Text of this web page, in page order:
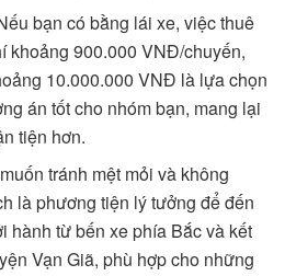
bạn có bằng lái xe, việc thuê
khoảng 900.000 VNĐ/chuyến,
10.000.000 VNĐ là lựa chọn
án tốt cho nhóm bạn, mang lại
tiện hơn.
tránh mệt mỏi và không
là phương tiện lý tưởng để đến
hành từ bến xe phía Bắc và kết
Vạn Giã, phù hợp cho những